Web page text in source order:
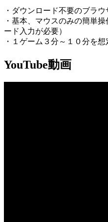
・ダウンロード不要のブラウ
・基本、マウスのみの簡単
ード入力が必要）
・１ゲーム３分～１０分を
YouTube動画